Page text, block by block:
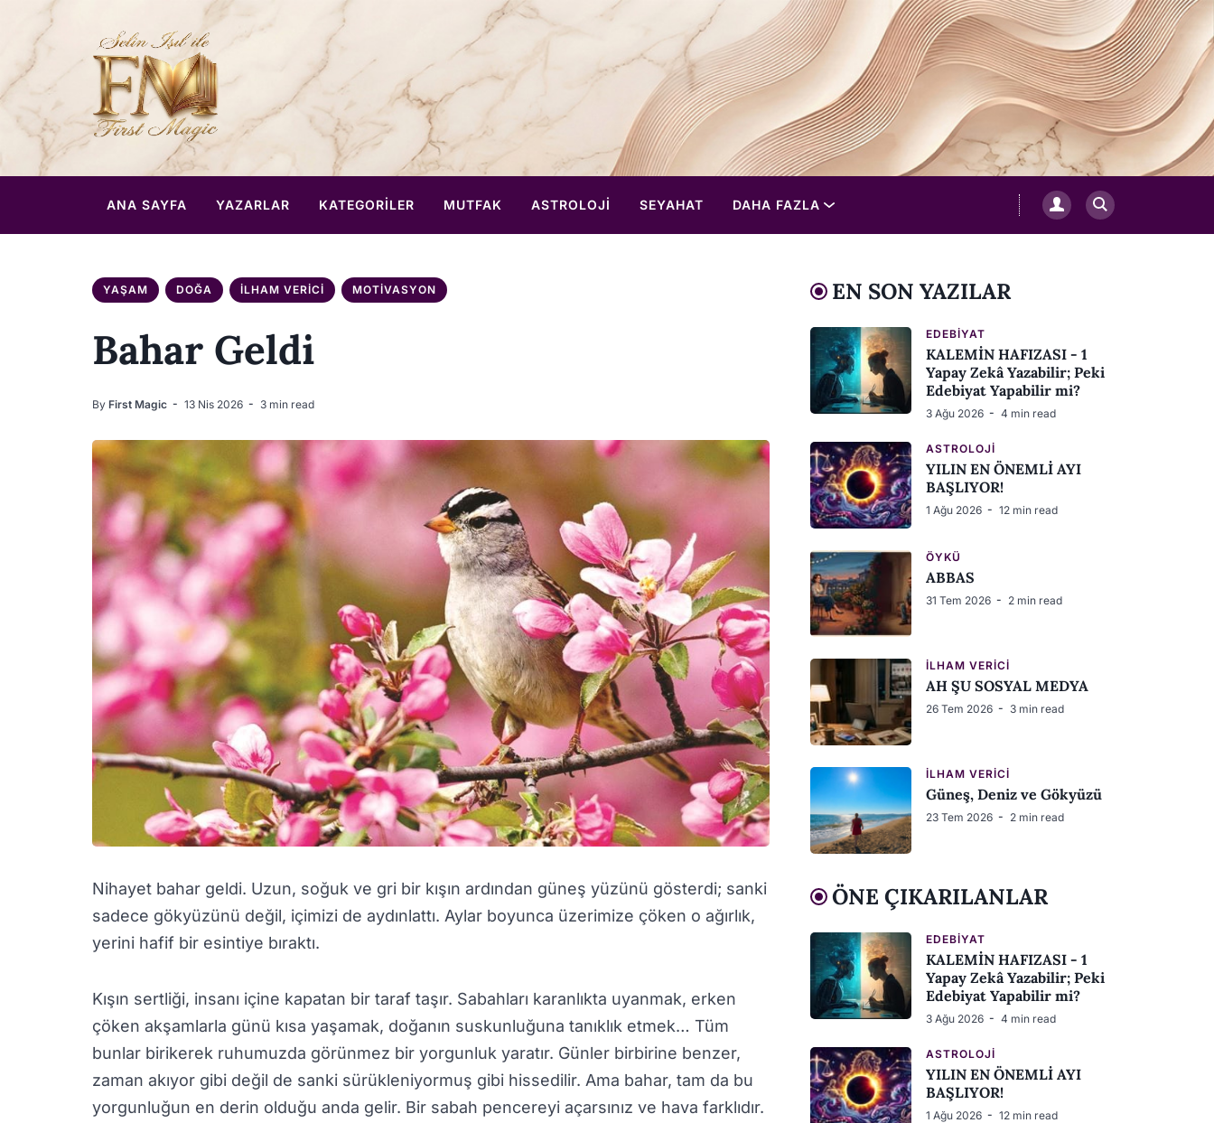
ANA SAYFA YAZARLAR KATEGORILER MUTFAK ASTROLOJI SEYAHAT DAHA FAZLA
YAŞAM DOĞA İLHAM VERICI MOTIVASYON
Bahar Geldi
By First Magic 13 Nis 2026 3 min read
Nihayet bahar geldi. Uzun, soğuk ve gri bir kışın ardından güneş yüzünü gösterdi; sanki
sadece gökyüzünü değil, içimizi de aydınlattı. Aylar boyunca üzerimize çöken o ağırlık,
yerini hafif bir esintiye bıraktı.
Kışın sertliği, insanı içine kapatan bir taraf taşır. Sabahları karanlıkta uyanmak, erken
çöken akşamlarla günü kısa yaşamak, doğanın suskunluğuna tanıklık etmek… Tüm
bunlar birikerek ruhumuzda görünmez bir yorgunluk yaratır. Günler birbirine benzer,
zaman akıyor gibi değil de sanki sürükleniyormuş gibi hissedilir. Ama bahar, tam da bu
yorgunluğun en derin olduğu anda gelir. Bir sabah pencereyi açarsınız ve hava farklıdır.
EN SON YAZILAR
EDEBIYAT
KALEMİN HAFIZASI - 1
Yapay Zekâ Yazabilir; Peki
Edebiyat Yapabilir mi?
3 Ağu 2026 4 min read
ASTROLOJI
YILIN EN ÖNEMLİ AYI
BAŞLIYOR!
1 Ağu 2026 12 min read
ÖYKÜ
ABBAS
31 Tem 2026 2 min read
İLHAM VERICI
AH ŞU SOSYAL MEDYA
26 Tem 2026 3 min read
İLHAM VERICI
Güneş, Deniz ve Gökyüzü
23 Tem 2026 2 min read
ÖNE ÇIKARILANLAR
EDEBIYAT
KALEMİN HAFIZASI - 1
Yapay Zekâ Yazabilir; Peki
Edebiyat Yapabilir mi?
3 Ağu 2026 4 min read
ASTROLOJI
YILIN EN ÖNEMLİ AYI
BAŞLIYOR!
1 Ağu 2026 12 min read